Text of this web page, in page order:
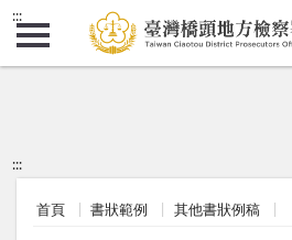
:::
:::
首頁 書狀範例 其他書狀例稿